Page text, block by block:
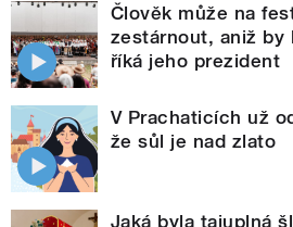
Člověk může na
zestárnout, aniž by
říká jeho prezident
V Prachaticích už
že sůl je nad zlato
Jaká byla tajuplná